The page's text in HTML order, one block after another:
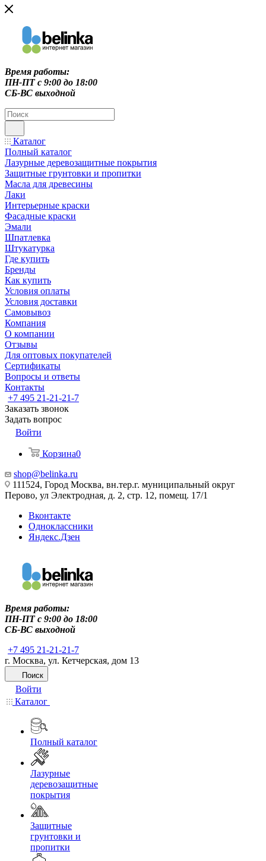
Время работы:
ПН-ПТ c 9:00 до 18:00
СБ-ВС выходной
Каталог
Полный каталог
Лазурные деревозащитные покрытия
Защитные грунтовки и пропитки
Масла для древесины
Лаки
Интерьерные краски
Фасадные краски
Эмали
Шпатлевка
Штукатурка
Где купить
Бренды
Как купить
Условия оплаты
Условия доставки
Самовывоз
Компания
О компании
Отзывы
Для оптовых покупателей
Сертификаты
Вопросы и ответы
Контакты
+7 495 21-21-21-7
Заказать звонок
Задать вопрос
Войти
Корзина0
shop@belinka.ru
111524, Город Москва, вн.тер.г. муниципальный округ
Перово, ул Электродная, д. 2, стр. 12, помещ. 17/1
Вконтакте
Одноклассники
Яндекс.Дзен
Время работы:
ПН-ПТ c 9:00 до 18:00
СБ-ВС выходной
+7 495 21-21-21-7
г. Москва, ул. Кетчерская, дом 13
Поиск
Войти
Каталог
Полный каталог
Лазурные
деревозащитные
покрытия
Защитные
грунтовки и
пропитки